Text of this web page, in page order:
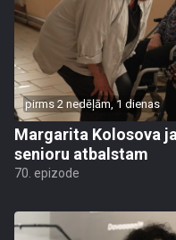
pirms 2 nedēļām, 1 dienas
Margarita Kolosova
senioru atbalstam
70. epizode